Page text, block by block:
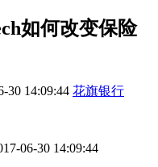
如何改变保险
30 14:09:44 花旗银行
06-30 14:09:44